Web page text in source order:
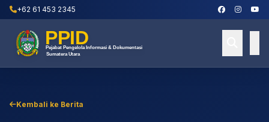
+62 61 453 2345
Kembali ke Berita